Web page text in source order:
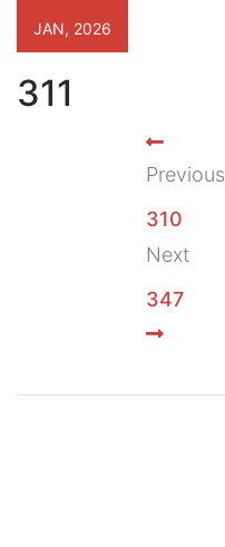
311
JAN, 2026
Previous
310
Next
347